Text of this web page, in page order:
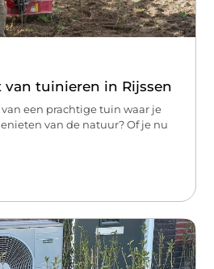
tuinieren in Rijssen
een prachtige tuin waar je
van de natuur? Of je nu